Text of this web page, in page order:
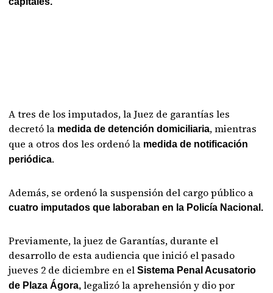
A tres de los imputados, la Juez de garantías les
decretó la medida de detención domiciliaria, mientras
que a otros dos les ordenó la medida de notificación
periódica.
Además, se ordenó la suspensión del cargo público a
cuatro imputados que laboraban en la Policía Nacional.
Previamente, la juez de Garantías, durante el
desarrollo de esta audiencia que inició el pasado
jueves 2 de diciembre en elSistema Penal Acusatorio
de Plaza Ágora, legalizó la aprehensión y dio por